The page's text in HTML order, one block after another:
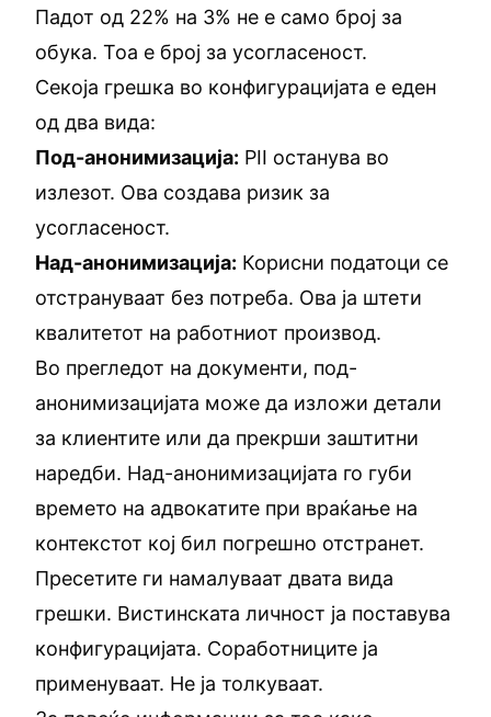
Падот од 22% на 3% не е само број за
обука. Тоа е број за усогласеност.
Секоја грешка во конфигурацијата е еден
од два вида:
Под-анонимизација: PII останува во
излезот. Ова создава ризик за
усогласеност.
Над-анонимизација: Корисни податоци се
отстрануваат без потреба. Ова ја штети
квалитетот на работниот производ.
Во прегледот на документи, под-
анонимизацијата може да изложи детали
за клиентите или да прекрши заштитни
наредби. Над-анонимизацијата го губи
времето на адвокатите при враќање на
контекстот кој бил погрешно отстранет.
Пресетите ги намалуваат двата вида
грешки. Вистинската личност ја поставува
конфигурацијата. Соработниците ја
применуваат. Не ја толкуваат.